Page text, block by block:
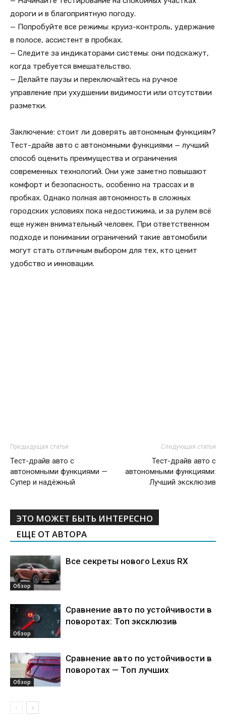
дороги и в благоприятную погоду.
— Попробуйте все режимы: круиз-контроль, удержание
в полосе, ассистент в пробках.
— Следите за индикаторами системы: они подскажут,
когда требуется вмешательство.
— Делайте паузы и переключайтесь на ручное
управление при ухудшении видимости или отсутствии
разметки.
Заключение: стоит ли доверять автономным функциям?
Тест-драйв авто с автономными функциями — лучший
способ оценить преимущества и ограничения
современных технологий. Они уже заметно повышают
комфорт и безопасность, особенно на трассах и в
пробках. Однако полная автономность в сложных
городских условиях пока недостижима, и за рулем всё
еще нужен внимательный человек. При ответственном
подходе и понимании ограничений такие автомобили
могут стать отличным выбором для тех, кто ценит
удобство и инновации.
Предыдущая статья
Тест-драйв авто с
автономными функциями —
Супер и надёжный
Следующая статья
Тест-драйв авто с
автономными функциями:
Лучший эксклюзив
ЭТО МОЖЕТ БЫТЬ ИНТЕРЕСНО
ЕЩЕ ОТ АВТОРА
Обзор
Все секреты нового Lexus RX
Обзор
Сравнение авто по устойчивости в
поворотах: Топ эксклюзив
Обзор
Сравнение авто по устойчивости в
поворотах — Топ лучших